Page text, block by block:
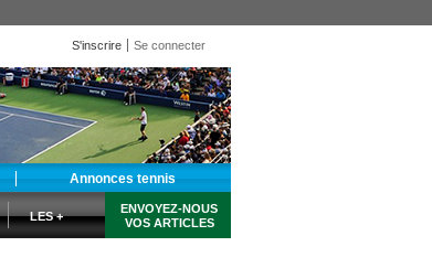
S'inscrire Se connecter
Annonces tennis
LES +
ENVOYEZ-NOUS
VOS ARTICLES